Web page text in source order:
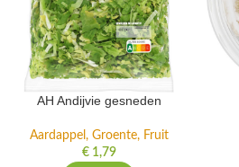
AH Andijvie gesneden
Aardappel, Groente, Fruit
€1,79